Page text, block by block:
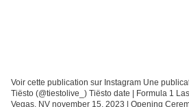
Voir cette publication sur Instagram Une
Tiësto (@tiestolive_) Tiësto date | Formula 1
Vegas, NV november 15, 2023 | Opening